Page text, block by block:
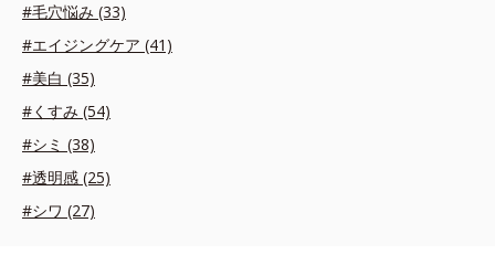
#毛穴悩み (33)
#エイジングケア (41)
#美白 (35)
#くすみ (54)
#シミ (38)
#透明感 (25)
#シワ (27)